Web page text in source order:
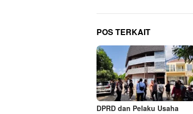
g
a
s
i
p
o
s
POS TERKAIT
DPRD dan Pelaku Usaha